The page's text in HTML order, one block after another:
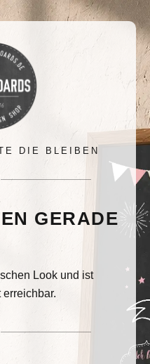
DIE BLEIBEN
GERADE
Look und ist